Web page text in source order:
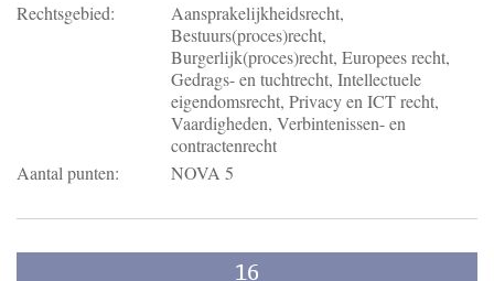
Rechtsgebied:
Aansprakelijkheidsrecht,
Bestuurs(proces)recht,
Burgerlijk(proces)recht, Europees recht,
Gedrags- en tuchtrecht, Intellectuele
eigendomsrecht, Privacy en ICT recht,
Vaardigheden, Verbintenissen- en
contractenrecht
Aantal punten:
NOVA 5
16